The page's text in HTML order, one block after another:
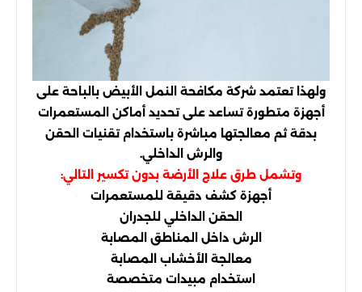
ولهذا تعتمد شركة مكافحة النمل الأبيض بالباحة على
أجهزة متطورة تساعد على تحديد أماكن المستعمرات
بدقة ثم معالجتها مباشرة باستخدام تقنيات الحقن
والرش الداخلي.
وتشمل طرق علاج الأرضة بدون تكسير التالي:
أجهزة كشف دقيقة للمستعمرات
الحقن الداخلي للجدران
الرش داخل المناطق المصابة
معالجة الأخشاب المصابة
استخدام مبيدات متخصصة